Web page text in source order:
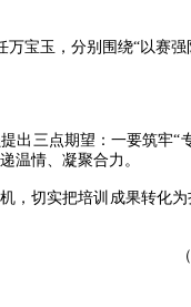
宝玉，分别围绕“以赛强
三点期望：一要筑牢“
温情、凝聚合力。
，切实把培训成果转化